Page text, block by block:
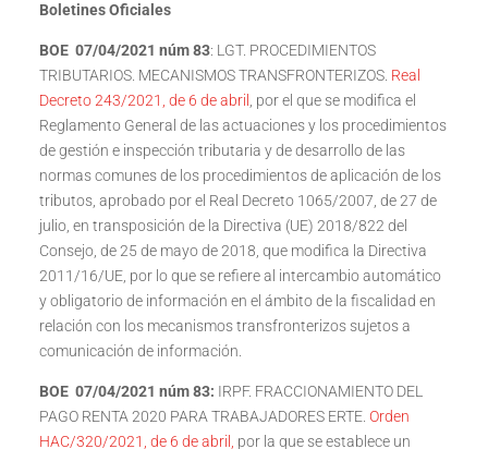
Boletines Oficiales
BOE 07/04/2021 núm 83: LGT. PROCEDIMIENTOS
TRIBUTARIOS. MECANISMOS TRANSFRONTERIZOS. Real
Decreto 243/2021, de 6 de abril
, por el que se modifica el
Reglamento General de las actuaciones y los procedimientos
de gestión e inspección tributaria y de desarrollo de las
normas comunes de los procedimientos de aplicación de los
tributos, aprobado por el Real Decreto 1065/2007, de 27 de
julio, en transposición de la Directiva (UE) 2018/822 del
Consejo, de 25 de mayo de 2018, que modifica la Directiva
2011/16/UE, por lo que se refiere al intercambio automático
y obligatorio de información en el ámbito de la fiscalidad en
relación con los mecanismos transfronterizos sujetos a
comunicación de información.
BOE 07/04/2021 núm 83: IRPF. FRACCIONAMIENTO DEL
PAGO RENTA 2020 PARA TRABAJADORES ERTE. Orden
HAC/320/2021, de 6 de abril,
por la que se establece un